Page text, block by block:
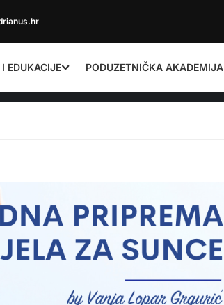
EDUKACIJE PODUZETNIČKA AKADEMIJA